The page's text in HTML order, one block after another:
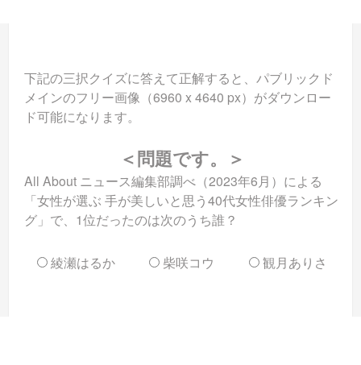
下記の三択クイズに答えて正解すると、パブリックド
メインのフリー画像（6960 x 4640 px）がダウンロー
ド可能になります。
＜問題です。＞
All About ニュース編集部調べ（2023年6月）による
「女性が選ぶ 手が美しいと思う40代女性俳優ランキン
グ」で、1位だったのは次のうち誰？
綾瀬はるか 柴咲コウ 観月ありさ